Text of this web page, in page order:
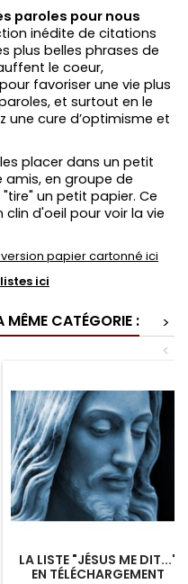
paroles pour nous
inédite de citations
plus belles phrases de
le coeur,
favoriser une vie plus
et surtout en le
une cure d’optimisme et
placer dans un petit
amis, en groupe de
un petit papier. Ce
d'oeil pour voir la vie
papier cartonné ici
ici
MÊME CATÉGORIE :
>
<
LA LISTE "JÉSUS ME DIT..."
EN TÉLÉCHARGEMENT